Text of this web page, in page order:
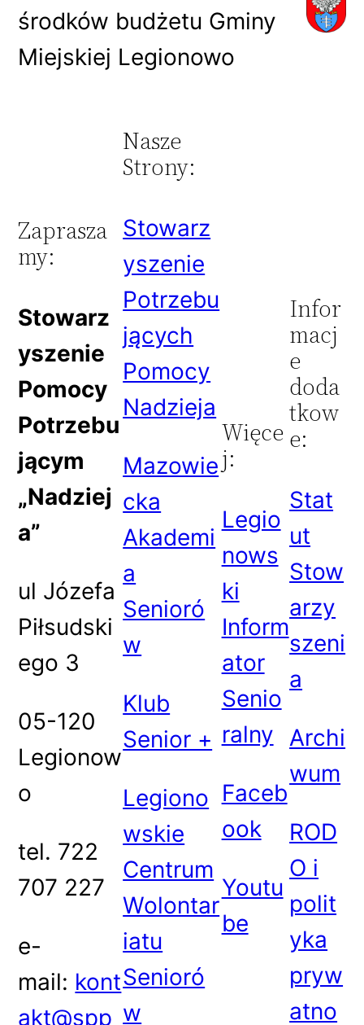
środków budżetu Gminy
Miejskiej Legionowo
Zaprasza
my:
Stowarz
yszenie
Pomocy
Potrzebu
jącym
„Nadziej
a”
ul Józefa
Piłsudski
ego 3
05-120
Legionow
o
tel. 722
707 227
e-
mail: kont
akt@spp
Nasze
Strony:
Stowarz
yszenie
Potrzebu
jących
Pomocy
Nadzieja
Mazowie
cka
Akademi
a
Senioró
w
Klub
Senior +
Legiono
wskie
Centrum
Wolontar
iatu
Senioró
w
Więce
j:
Legio
nows
ki
Inform
ator
Senio
ralny
Faceb
ook
Youtu
be
Infor
macj
e
doda
tkow
e:
Stat
ut
Stow
arzy
szeni
a
Archi
wum
ROD
O i
polit
yka
pryw
atno